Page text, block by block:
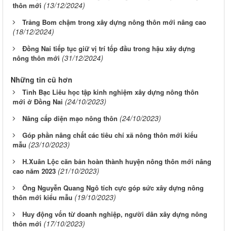
thôn mới (13/12/2024)
Trảng Bom chậm trong xây dựng nông thôn mới nâng cao
(18/12/2024)
Đồng Nai tiếp tục giữ vị trí tốp đầu trong hậu xây dựng
nông thôn mới (31/12/2024)
Những tin cũ hơn
Tỉnh Bạc Liêu học tập kinh nghiệm xây dựng nông thôn
mới ở Đồng Nai (24/10/2023)
Nâng cấp diện mạo nông thôn (24/10/2023)
Góp phần nâng chất các tiêu chí xã nông thôn mới kiểu
mẫu (23/10/2023)
H.Xuân Lộc căn bản hoàn thành huyện nông thôn mới nâng
cao năm 2023 (21/10/2023)
Ông Nguyễn Quang Ngô tích cực góp sức xây dựng nông
thôn mới kiểu mẫu (19/10/2023)
Huy động vốn từ doanh nghiệp, người dân xây dựng nông
thôn mới (17/10/2023)